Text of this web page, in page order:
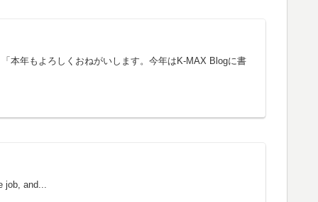
本年もよろしくおねがいします。今年はK-MAX Blogに書
and...